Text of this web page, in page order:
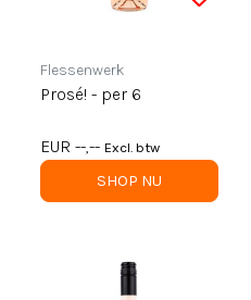
Flessenwerk
Prosé! - per 6
EUR --,-- Excl. btw
SHOP NU